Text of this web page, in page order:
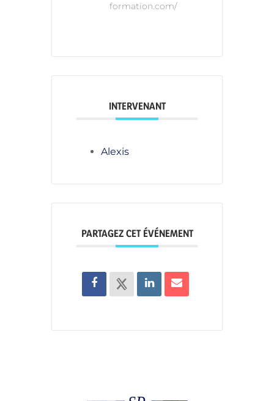
formation.com/
INTERVENANT
Alexis
PARTAGEZ CET ÉVÉNEMENT